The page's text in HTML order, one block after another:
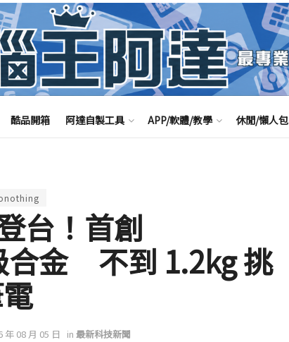
酷品開箱 阿達自製工具 APP/軟體/教學 休閒/懶人包
台！首創
金 不到 1.2kg 挑
08 月 05 日 in 最新科技新聞